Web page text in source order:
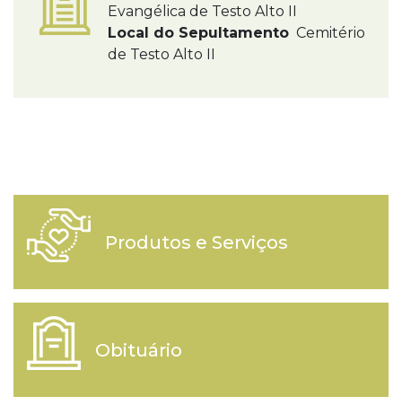
Evangélica de Testo Alto II
Local do Sepultamento Cemitério
de Testo Alto II
Produtos e Serviços
Obituário